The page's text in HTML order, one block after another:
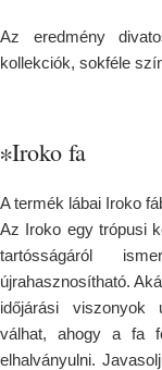
Az eredmény
kollekciók, sokféle
∗Iroko fa
A termék lábai Iroko
Az Iroko egy trópusi
tartósságáról
újrahasznosítható.
időjárási viszonyok
válhat, ahogy a fa
elhalványulni.